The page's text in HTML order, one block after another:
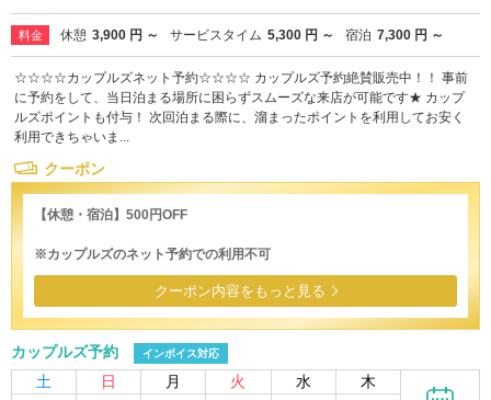
料金 休憩 3,900 円 ～ サービスタイム 5,300 円 ～ 宿泊 7,300 円 ～
☆☆☆☆カップルズネット予約☆☆☆☆ カップルズ予約絶賛販売中！！ 事前
に予約をして、当日泊まる場所に困らずスムーズな来店が可能です★ カップ
ルズポイントも付与！ 次回泊まる際に、溜まったポイントを利用してお安く
利用できちゃいま...
クーポン
【休憩・宿泊】500円OFF
※カップルズのネット予約での利用不可
クーポン内容をもっと見る
カップルズ予約 インボイス対応
土 日 月 火 水 木